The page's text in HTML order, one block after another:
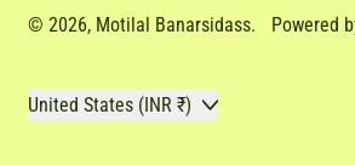
© 2026, Motilal Banarsidass. Powered
Country/region United States (INR ₹)